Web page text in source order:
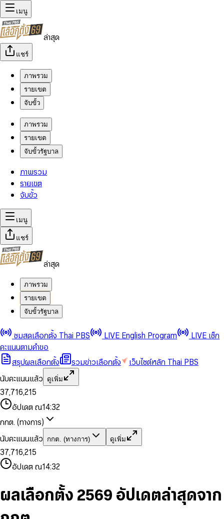
เมนู
ล่าสุด
แชร์
ภาพรวม
รายเขต
จับขั้ว
ภาพรวม
รายเขต
จับขั้วรัฐบาล
ภาพรวม
รายเขต
จับขั้ว
เมนู
แชร์
ล่าสุด
ภาพรวม
รายเขต
จับขั้วรัฐบาล
ชมสดเลือกตั้ง Thai PBS LIVE English Program
LIVE เช็ก
คะแนนตามคำขอ
สรุปผลเลือกตั้ง
รวมข่าวเลือกตั้ง
เว็บไซต์หลัก Thai PBS
นับคะแนนแล้ว
ดูเพิ่ม
0
1
2
3
4
5
6
8
9
0
1
2
3
4
5
6
7
8
9
,
0
1
2
4
6
7
8
9
0
1
2
3
4
5
6
7
8
9
0
1
3
5
6
7
8
9
,
1
2
4
5
7
8
9
0
1
3
4
6
7
8
9
0
2
3
4
5
7
8
อัปเดต ณ14:32
กกต. (ทางการ)
นับคะแนนแล้ว
กกต. (ทางการ) ดูเพิ่ม
0
1
2
3
4
5
7
8
0
1
2
4
5
6
7
8
9
,
0
1
2
4
6
7
8
9
0
1
2
3
5
6
8
0
1
3
5
6
7
8
,
1
2
4
6
7
9
0
1
3
5
6
8
0
2
3
4
5
7
9
อัปเดต ณ14:32
ผลเลือกตั้ง 2569 อัปเดตล่าสุดจาก